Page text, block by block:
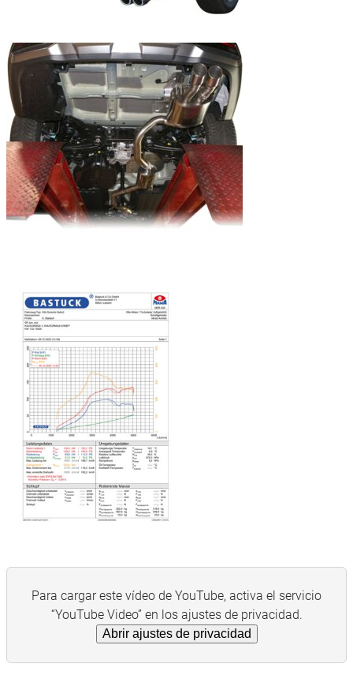
Para cargar este vídeo de YouTube, activa el servicio
“YouTube Video” en los ajustes de privacidad.
Abrir ajustes de privacidad